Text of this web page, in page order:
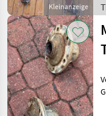
Kleinanzeige